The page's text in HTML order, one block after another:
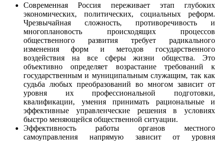
Современная Россия переживает этап глубоких
экономических, политических, социальных реформ.
Чрезвычайная сложность, противоречивость и
многоплановость происходящих процессов
общественного развития требует радикального
изменения форм и методов государственного
воздействия на все сферы жизни общества. Это
объективно определяет возрастание требований к
государственным и муниципальным служащим, так как
судьба любых преобразований во многом зависит от
уровня их профессиональной подготовки,
квалификации, умения принимать рациональные и
эффективные управленческие решения в условиях
быстро меняющейся общественной ситуации.
Эффективность работы органов местного
самоуправления напрямую зависит от уровня